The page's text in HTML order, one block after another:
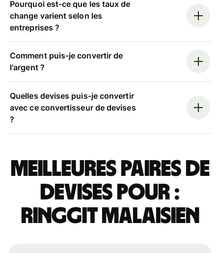
Pourquoi est-ce que les taux de
change varient selon les
entreprises ?
Comment puis-je convertir de
l'argent ?
Quelles devises puis-je convertir
avec ce convertisseur de devises
?
Meilleures paires de
devises pour :
ringgit malaisien